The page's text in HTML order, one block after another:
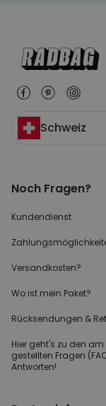
Schweiz
Noch Fragen?
Kundendienst
Versandkosten?
Wo ist mein Paket?
Rücksendungen &
Hier geht's zu den am
gestellten Fragen
Antworten!